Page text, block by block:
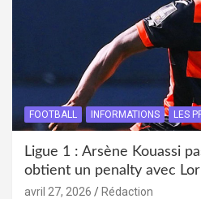
FOOTBALL INFORMATIONS LES
Ligue 1 : Arsène Kouassi
obtient un penalty avec
avril 27, 2026
Rédaction